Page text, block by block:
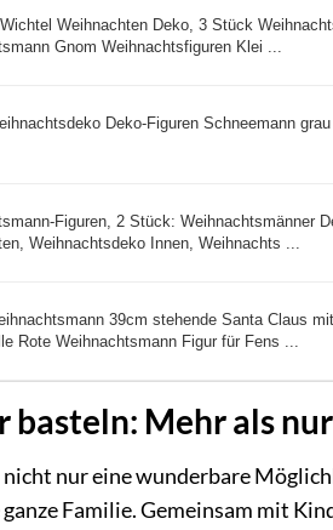
Weihnachten Deko, 3 Stück
Gnom Weihnachtsfiguren Klei ...
Deko-Figuren Schneemann
Figuren, 2 Stück: Weihnachtsmänner
Weihnachtsdeko Innen, Weihnachts ...
39cm stehende Santa Claus
Rote Weihnachtsmann Figur für Fens ...
basteln: Mehr als
nur eine wunderbare
Familie. Gemeinsam mit